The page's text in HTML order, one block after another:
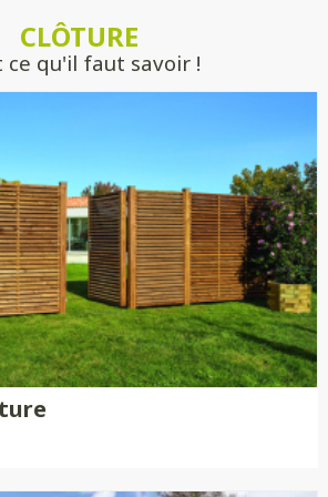
CLÔTURE
ce qu'il faut savoir !